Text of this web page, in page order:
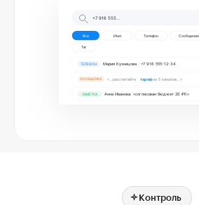
Контроль